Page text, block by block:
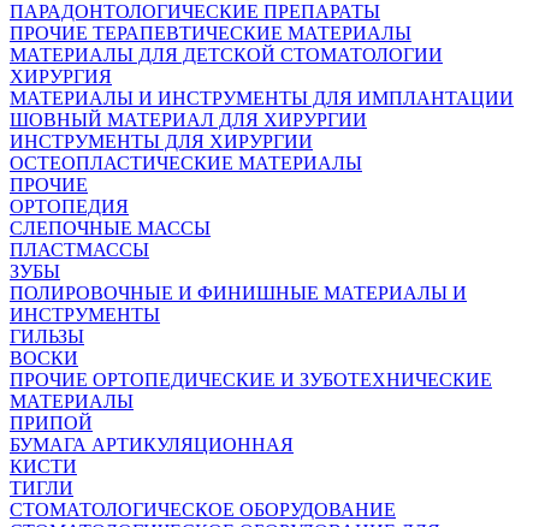
ПАРАДОНТОЛОГИЧЕСКИЕ ПРЕПАРАТЫ
ПРОЧИЕ ТЕРАПЕВТИЧЕСКИЕ МАТЕРИАЛЫ
МАТЕРИАЛЫ ДЛЯ ДЕТСКОЙ СТОМАТОЛОГИИ
ХИРУРГИЯ
МАТЕРИАЛЫ И ИНСТРУМЕНТЫ ДЛЯ ИМПЛАНТАЦИИ
ШОВНЫЙ МАТЕРИАЛ ДЛЯ ХИРУРГИИ
ИНСТРУМЕНТЫ ДЛЯ ХИРУРГИИ
ОСТЕОПЛАСТИЧЕСКИЕ МАТЕРИАЛЫ
ПРОЧИЕ
ОРТОПЕДИЯ
СЛЕПОЧНЫЕ МАССЫ
ПЛАСТМАССЫ
ЗУБЫ
ПОЛИРОВОЧНЫЕ И ФИНИШНЫЕ МАТЕРИАЛЫ И
ИНСТРУМЕНТЫ
ГИЛЬЗЫ
ВОСКИ
ПРОЧИЕ ОРТОПЕДИЧЕСКИЕ И ЗУБОТЕХНИЧЕСКИЕ
МАТЕРИАЛЫ
ПРИПОЙ
БУМАГА АРТИКУЛЯЦИОННАЯ
КИСТИ
ТИГЛИ
СТОМАТОЛОГИЧЕСКОЕ ОБОРУДОВАНИЕ